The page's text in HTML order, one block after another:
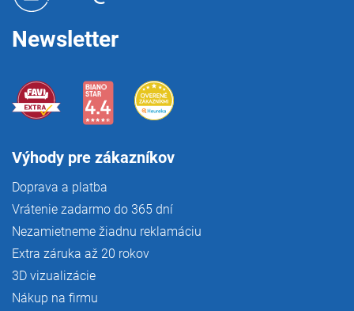
Newsletter
Výhody pre zákazníkov
Doprava a platba
Vrátenie zadarmo do 365 dní
Nezamietneme žiadnu reklamáciu
Extra záruka až 20 rokov
3D vizualizácie
Nákup na firmu